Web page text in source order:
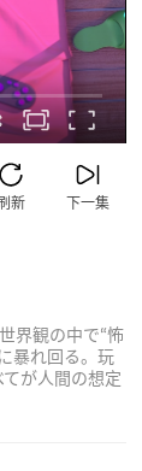
下一集
新
界観の中で“怖
暴れ回る。玩
が人間の想定